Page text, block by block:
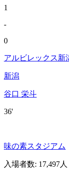
1
-
0
アルビレックス新
新潟
谷口 栄斗
36'
味の素スタジアム
入場者数: 17,497人